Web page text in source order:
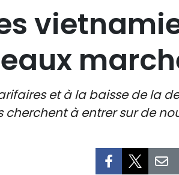
et à la baisse de la
à entrer sur de